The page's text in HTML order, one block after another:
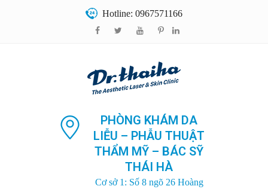
Hotline: 0967571166
PHÒNG KHÁM DA
LIỄU – PHẪU THUẬT
THẨM MỸ – BÁC SỸ
THÁI HÀ
Cơ sở 1: Số 8 ngõ 26 Hoàng